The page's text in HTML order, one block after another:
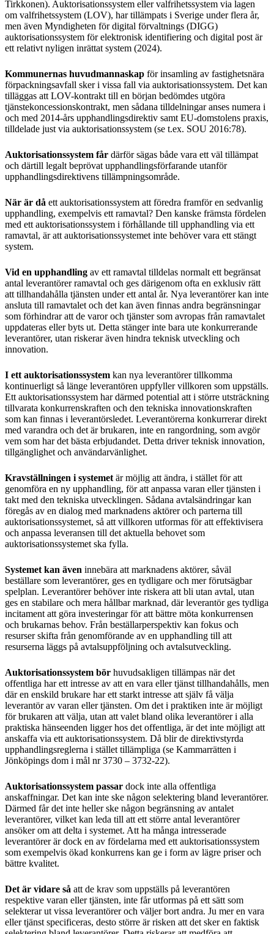
Tirkkonen). Auktorisationssystem eller valfrihetssystem via lagen
om valfrihetssystem (LOV), har tillämpats i Sverige under flera år,
men även Myndigheten för digital förvaltnings (DIGG)
auktorisationssystem för elektronisk identifiering och digital post är
ett relativt nyligen inrättat system (2024).
Kommunernas huvudmannaskap för insamling av fastighetsnära
förpackningsavfall sker i vissa fall via auktorisationssystem. Det kan
tilläggas att LOV-kontrakt till en början bedömdes utgöra
tjänstekoncessionskontrakt, men sådana tilldelningar anses numera i
och med 2014-års upphandlingsdirektiv samt EU-domstolens praxis,
tilldelade just via auktorisationssystem (se t.ex. SOU 2016:78).
Auktorisationssystem får därför sägas både vara ett väl tillämpat
och därtill legalt beprövat upphandlingsförfarande utanför
upphandlingsdirektivens tillämpningsområde.
När är då ett auktorisationssystem att föredra framför en sedvanlig
upphandling, exempelvis ett ramavtal? Den kanske främsta fördelen
med ett auktorisationssystem i förhållande till upphandling via ett
ramavtal, är att auktorisationssystemet inte behöver vara ett stängt
system.
Vid en upphandling av ett ramavtal tilldelas normalt ett begränsat
antal leverantörer ramavtal och ges därigenom ofta en exklusiv rätt
att tillhandahålla tjänsten under ett antal år. Nya leverantörer kan inte
ansluta till ramavtalet och det kan även finnas andra begränsningar
som förhindrar att de varor och tjänster som avropas från ramavtalet
uppdateras eller byts ut. Detta stänger inte bara ute konkurrerande
leverantörer, utan riskerar även hindra teknisk utveckling och
innovation.
I ett auktorisationssystem kan nya leverantörer tillkomma
kontinuerligt så länge leverantören uppfyller villkoren som uppställs.
Ett auktorisationssystem har därmed potential att i större utsträckning
tillvarata konkurrenskraften och den tekniska innovationskraften
som kan finnas i leverantörsledet. Leverantörerna konkurrerar direkt
med varandra och det är brukaren, inte en rangordning, som avgör
vem som har det bästa erbjudandet. Detta driver teknisk innovation,
tillgänglighet och användarvänlighet.
Kravställningen i systemet är möjlig att ändra, i stället för att
genomföra en ny upphandling, för att anpassa varan eller tjänsten i
takt med den tekniska utvecklingen. Sådana avtalsändringar kan
föregås av en dialog med marknadens aktörer och parterna till
auktorisationssystemet, så att villkoren utformas för att effektivisera
och anpassa leveransen till det aktuella behovet som
auktorisationssystemet ska fylla.
Systemet kan även innebära att marknadens aktörer, såväl
beställare som leverantörer, ges en tydligare och mer förutsägbar
spelplan. Leverantörer behöver inte riskera att bli utan avtal, utan
ges en stabilare och mera hållbar marknad, där leverantör ges tydliga
incitament att göra investeringar för att bättre möta konkurrensen
och brukarnas behov. Från beställarperspektiv kan fokus och
resurser skifta från genomförande av en upphandling till att
resurserna läggs på avtalsuppföljning och avtalsutveckling.
Auktorisationssystem bör huvudsakligen tillämpas när det
offentliga har ett intresse av att en vara eller tjänst tillhandahålls, men
där en enskild brukare har ett starkt intresse att själv få välja
leverantör av varan eller tjänsten. Om det i praktiken inte är möjligt
för brukaren att välja, utan att valet bland olika leverantörer i alla
praktiska hänseenden ligger hos det offentliga, är det inte möjligt att
anskaffa via ett auktorisationssystem. Då blir de direktivstyrda
upphandlingsreglerna i stället tillämpliga (se Kammarrätten i
Jönköpings dom i mål nr 3730 – 3732-22).
Auktorisationssystem passar dock inte alla offentliga
anskaffningar. Det kan inte ske någon selektering bland leverantörer.
Därmed får det inte heller ske någon begränsning av antalet
leverantörer, vilket kan leda till att ett större antal leverantörer
ansöker om att delta i systemet. Att ha många intresserade
leverantörer är dock en av fördelarna med ett auktorisationssystem
som exempelvis ökad konkurrens kan ge i form av lägre priser och
bättre kvalitet.
Det är vidare så att de krav som uppställs på leverantören
respektive varan eller tjänsten, inte får utformas på ett sätt som
selekterar ut vissa leverantörer och väljer bort andra. Ju mer en vara
eller tjänst specificeras, desto större är risken att det sker en faktisk